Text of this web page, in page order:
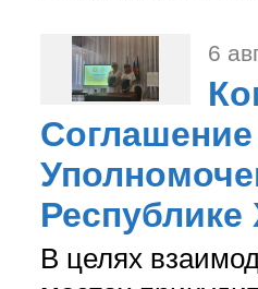
6
Соглашение
Республике
В целях